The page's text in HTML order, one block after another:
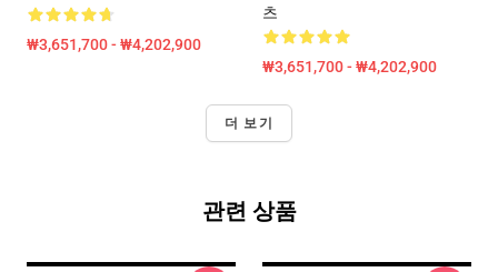
₩3,651,700 - ₩4,202,900
츠
₩3,651,700 - ₩4,202,900
더 보기
관련 상품